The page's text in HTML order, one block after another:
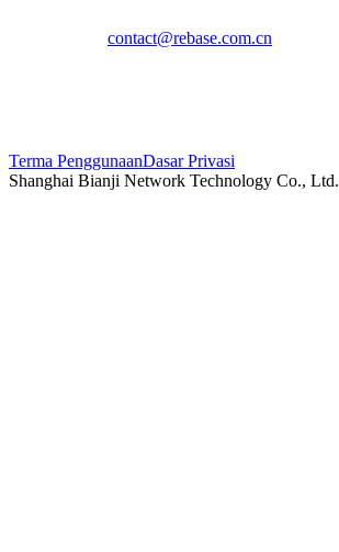
contact@rebase.com.cn
Terma PenggunaanDasar Privasi
Shanghai Bianji Network Technology Co., Ltd.